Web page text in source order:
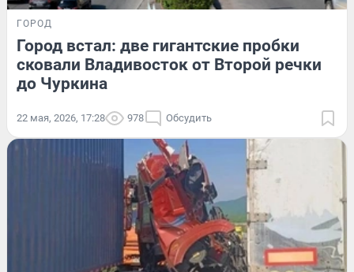
ГОРОД
Город встал: две гигантские пробки
сковали Владивосток от Второй речки
до Чуркина
22 мая, 2026, 17:28 978 Обсудить